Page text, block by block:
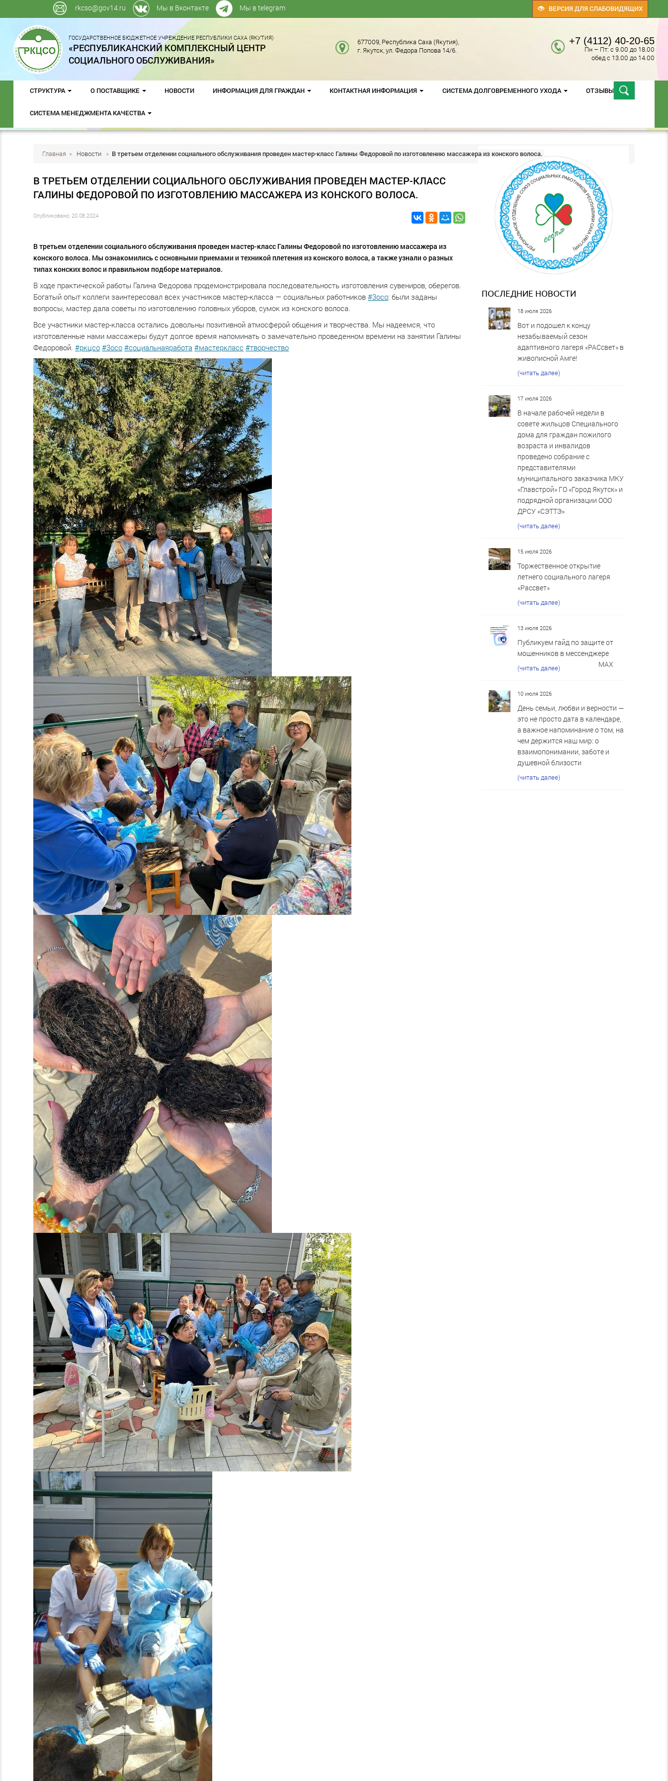
ВЕРСИЯ ДЛЯ СЛАБОВИДЯЩИХ
rkcso@gov14.ru Мы в Вконтакте Мы в telegram
ГОСУДАРСТВЕННОЕ БЮДЖЕТНОЕ УЧРЕЖДЕНИЕ РЕСПУБЛИКИ САХА (ЯКУТИЯ)
«РЕСПУБЛИКАНСКИЙ КОМПЛЕКСНЫЙ ЦЕНТР
СОЦИАЛЬНОГО ОБСЛУЖИВАНИЯ»
677009, Республика Саха (Якутия),
г. Якутск, ул. Федора Попова 14/6.
+7 (4112) 40-20-65
Пн – Пт: с 9.00 до 18.00
обед с 13.00 до 14.00
СТРУКТУРА О ПОСТАВЩИКЕ НОВОСТИ ИНФОРМАЦИЯ ДЛЯ ГРАЖДАН КОНТАКТНАЯ ИНФОРМАЦИЯ СИСТЕМА ДОЛГОВРЕМЕННОГО УХОДА ОТЗЫВЫ
СИСТЕМА МЕНЕДЖМЕНТА КАЧЕСТВА
Главная » Новости » В третьем отделении социального обслуживания проведен мастер-класс Галины Федоровой по изготовлению массажера из конского волоса.
В ТРЕТЬЕМ ОТДЕЛЕНИИ СОЦИАЛЬНОГО ОБСЛУЖИВАНИЯ ПРОВЕДЕН МАСТЕР-КЛАСС
ГАЛИНЫ ФЕДОРОВОЙ ПО ИЗГОТОВЛЕНИЮ МАССАЖЕРА ИЗ КОНСКОГО ВОЛОСА.
Опубликовано: 20.08.2024
В третьем отделении социального обслуживания проведен мастер-класс Галины Федоровой по изготовлению массажера из
конского волоса. Мы ознакомились с основными приемами и техникой плетения из конского волоса, а также узнали о разных
типах конских волос и правильном подборе материалов.
В ходе практической работы Галина Федорова продемонстрировала последовательность изготовления сувениров, оберегов.
Богатый опыт коллеги заинтересовал всех участников мастер-класса — социальных работников#3осо: были заданы
вопросы, мастер дала советы по изготовлению головных уборов, сумок из конского волоса.
Все участники мастер-класса остались довольны позитивной атмосферой общения и творчества. Мы надеемся, что
изготовленные нами массажеры будут долгое время напоминать о замечательно проведенном времени на занятии Галины
Федоровой.#ркцсо #3осо #социальнаяработа #мастеркласс #творчество
ПОСЛЕДНИЕ НОВОСТИ
18 июля 2026
Вот и подошел к концу
незабываемый сезон
адаптивного лагеря «РАСсвет» в
живописной Амге!
(читать далее)
17 июля 2026
В начале рабочей недели в
совете жильцов Специального
дома для граждан пожилого
возраста и инвалидов
проведено собрание с
представителями
муниципального заказчика МКУ
«Главстрой» ГО «Город Якутск» и
подрядной организации ООО
ДРСУ «СЭТТЭ»
(читать далее)
15 июля 2026
Торжественное открытие
летнего социального лагеря
«Рассвет»
(читать далее)
13 июля 2026
Публикуем гайд по защите от
мошенников в мессенджере
MAX
(читать далее)
10 июля 2026
День семьи, любви и верности —
это не просто дата в календаре,
а важное напоминание о том, на
чем держится наш мир: о
взаимопонимании, заботе и
душевной близости
(читать далее)